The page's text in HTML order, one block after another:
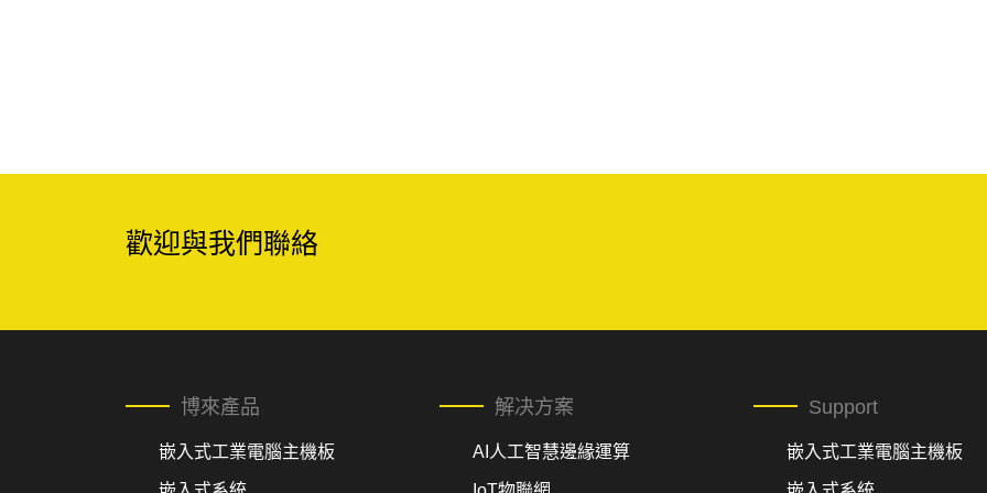
歡迎與我們聯絡
博來產品
嵌入式工業電腦主機板
解决方案
AI人工智慧邊緣運算
Support
嵌入式工業電腦主機板